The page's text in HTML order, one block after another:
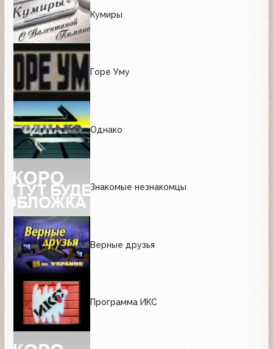
Кумиры
Горе Уму
Однако
Знакомые незнакомцы
Верные друзья
Программа ИКС